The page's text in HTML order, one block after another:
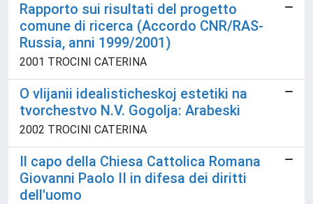
Rapporto sui risultati del progetto
comune di ricerca (Accordo CNR/RAS-
Russia, anni 1999/2001)
2001 TROCINI CATERINA
O vlijanii idealisticheskoj estetiki na
tvorchestvo N.V. Gogolja: Arabeski
2002 TROCINI CATERINA
Il capo della Chiesa Cattolica Romana
Giovanni Paolo II in difesa dei diritti
dell'uomo